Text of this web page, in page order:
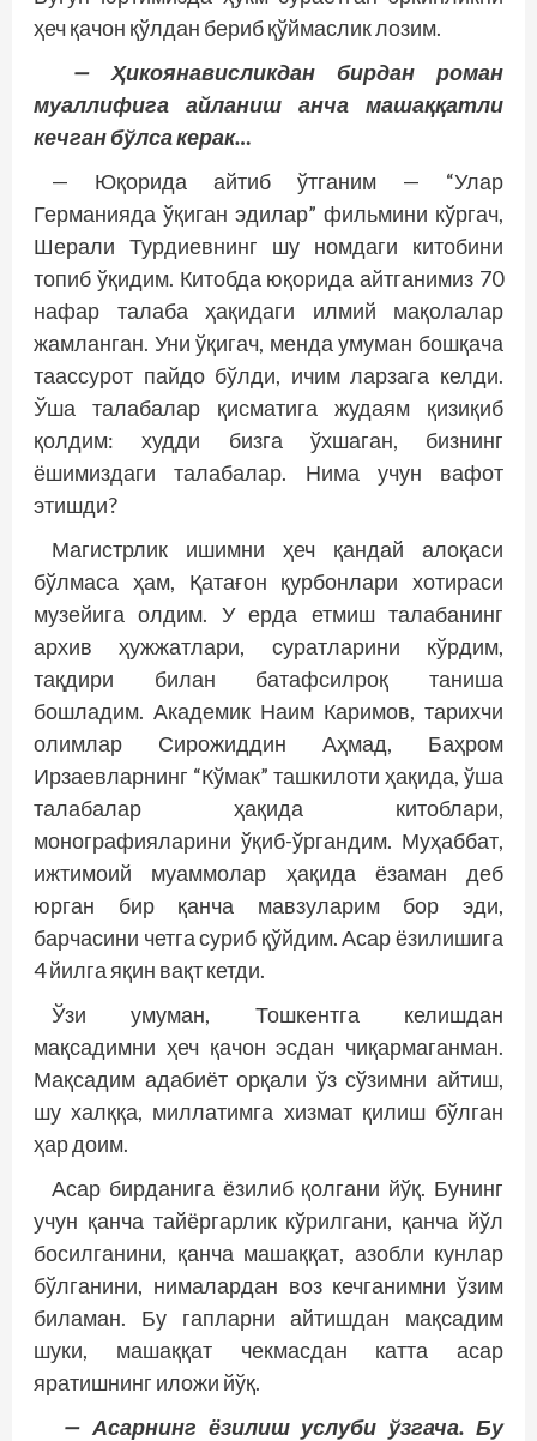
ҳеч қачон қўлдан бериб қўймаслик лозим.
— Ҳикоянависликдан бирдан роман
муаллифига айланиш анча машаққатли
кечган бўлса керак…
— Юқорида айтиб ўтганим — “Улар
Германияда ўқиган эдилар” фильмини кўргач,
Шерали Турдиевнинг шу номдаги китобини
топиб ўқидим. Китобда юқорида айтганимиз 70
нафар талаба ҳақидаги илмий мақолалар
жамланган. Уни ўқигач, менда умуман бошқача
таассурот пайдо бўлди, ичим ларзага келди.
Ўша талабалар қисматига жудаям қизиқиб
қолдим: худди бизга ўхшаган, бизнинг
ёшимиздаги талабалар. Нима учун вафот
этишди?
Магистрлик ишимни ҳеч қандай алоқаси
бўлмаса ҳам, Қатағон қурбонлари хотираси
музейига олдим. У ерда етмиш талабанинг
архив ҳужжатлари, суратларини кўрдим,
тақдири билан батафсилроқ таниша
бошладим. Академик Наим Каримов, тарихчи
олимлар Сирожиддин Аҳмад, Баҳром
Ирзаевларнинг “Кўмак” ташкилоти ҳа­қида, ўша
талабалар ҳақида китоблари,
монографияларини ўқиб-ўргандим. Муҳаб­бат,
ижтимоий муаммолар ҳақида ёзаман деб
юрган бир қанча мавзуларим бор эди,
барчасини четга суриб қўйдим. Асар ёзилишига
4 йилга яқин вақт кетди.
Ўзи умуман, Тошкентга келишдан
мақсадимни ҳеч қачон эсдан чиқармаганман.
Мақсадим адабиёт орқали ўз сўзимни айтиш,
шу халққа, миллатимга хизмат қилиш бўлган
ҳар доим.
Асар бирданига ёзилиб қолгани йўқ. Бунинг
учун қанча тайёргарлик кўрилгани, қанча йўл
босилганини, қанча машаққат, азобли кунлар
бўлганини, нималардан воз кечганимни ўзим
биламан. Бу гапларни айтишдан мақсадим
шуки, машаққат чекмасдан катта асар
яратишнинг иложи йўқ.
— Асарнинг ёзилиш услуби ўзгача. Бу